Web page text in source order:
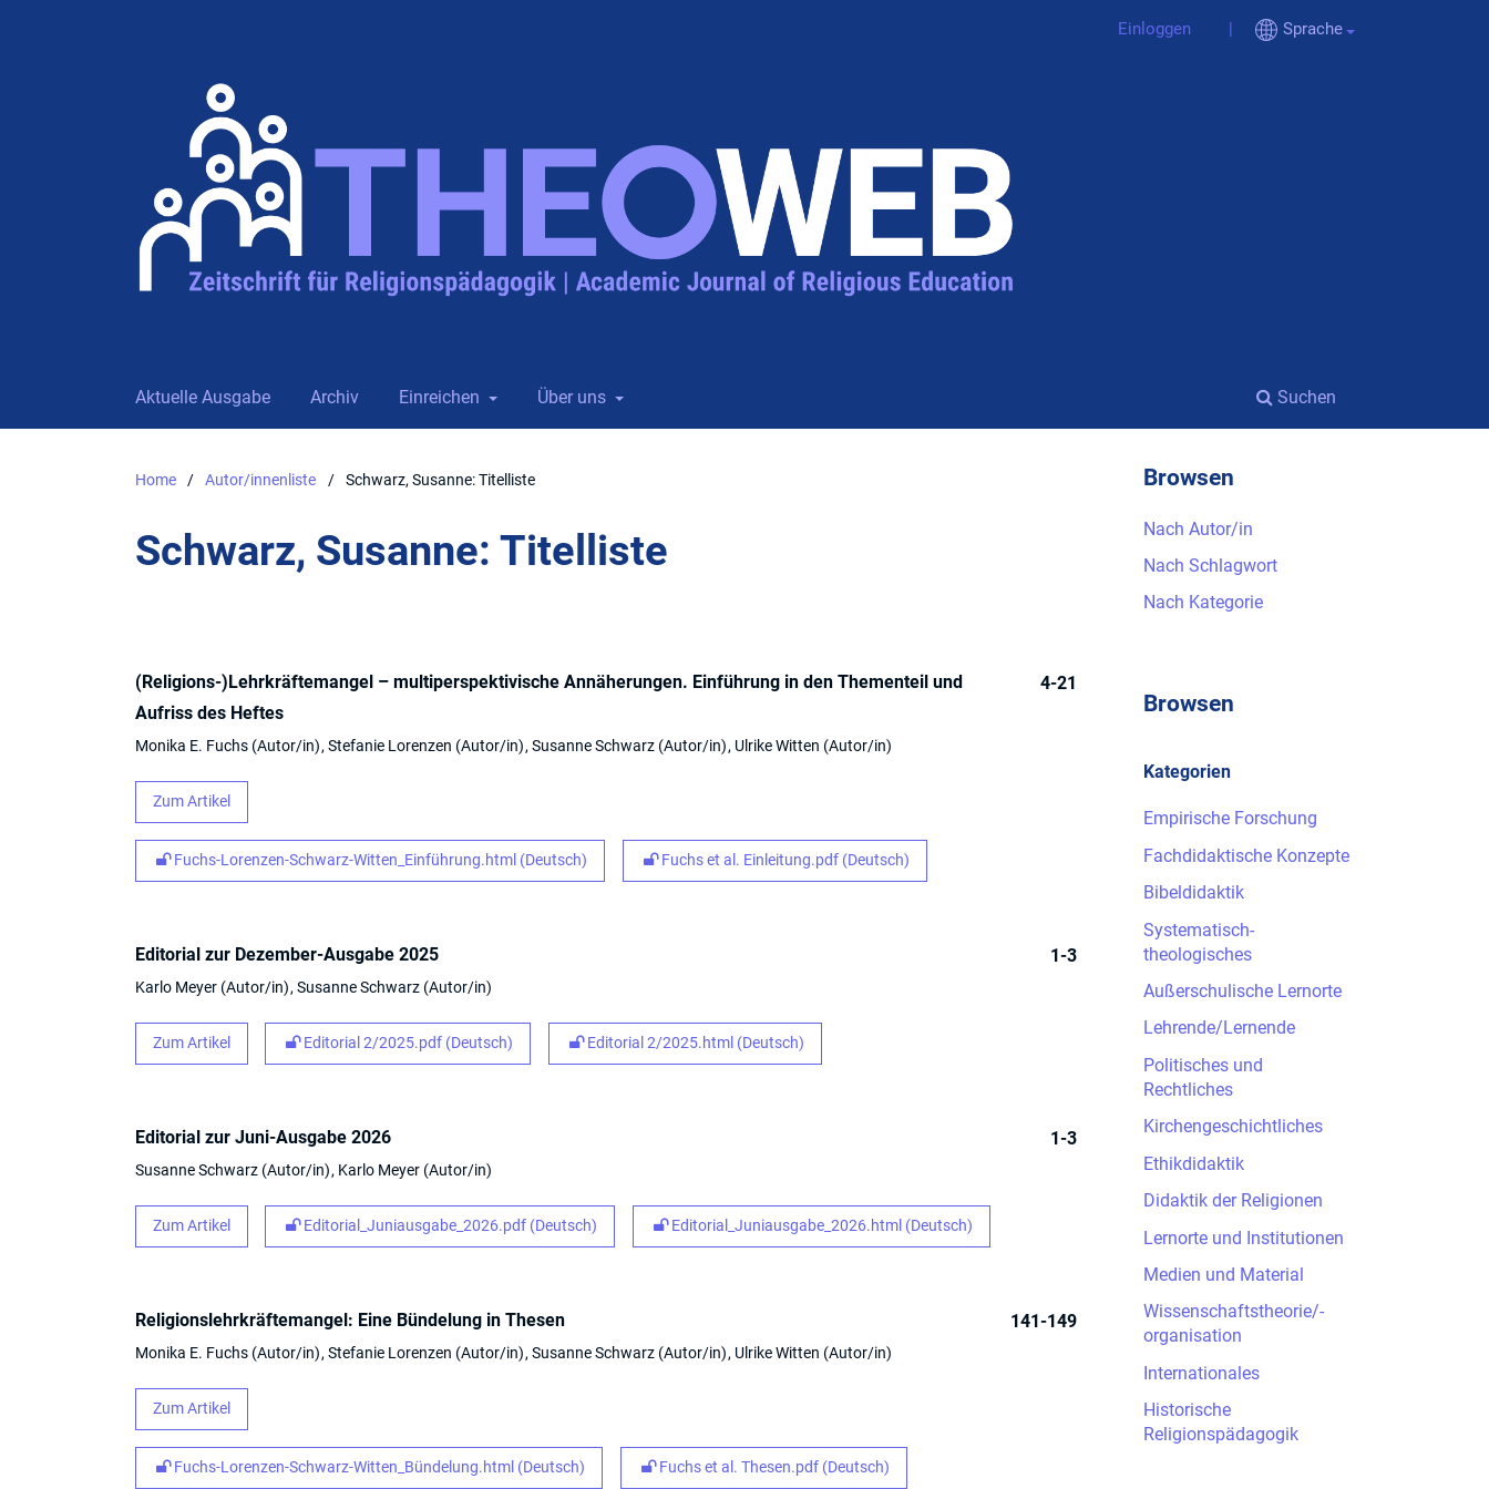
Aktuelle Ausgabe Archiv Einreichen Über uns Suchen
Einloggen Sprache
Home / Autor/innenliste / Schwarz, Susanne: Titelliste
Schwarz, Susanne: Titelliste
(Religions-)Lehrkräftemangel – multiperspektivische Annäherungen. Einführung in den Thementeil und
Aufriss des Heftes
Monika E. Fuchs Autor/in Stefanie Lorenzen Autor/in Susanne Schwarz Autor/in Ulrike Witten Autor/in
Zum Artikel
Fuchs-Lorenzen-Schwarz-Witten_Einführung.html (Deutsch) Fuchs et al. Einleitung.pdf (Deutsch)
4-21
Editorial zur Dezember-Ausgabe 2025
Karlo Meyer Autor/in Susanne Schwarz Autor/in
Zum Artikel Editorial 2/2025.pdf (Deutsch) Editorial 2/2025.html (Deutsch)
1-3
Editorial zur Juni-Ausgabe 2026
Susanne Schwarz Autor/in Karlo Meyer Autor/in
Zum Artikel Editorial_Juniausgabe_2026.pdf (Deutsch) Editorial_Juniausgabe_2026.html (Deutsch)
1-3
Religionslehrkräftemangel: Eine Bündelung in Thesen
Monika E. Fuchs Autor/in Stefanie Lorenzen Autor/in Susanne Schwarz Autor/in Ulrike Witten Autor/in
Zum Artikel
Fuchs-Lorenzen-Schwarz-Witten_Bündelung.html (Deutsch) Fuchs et al. Thesen.pdf (Deutsch)
141-149
Browsen
Nach Autor/in
Nach Schlagwort
Nach Kategorie
Browsen
Kategorien
Empirische Forschung
Fachdidaktische Konzepte
Bibeldidaktik
Systematisch-
theologisches
Außerschulische Lernorte
Lehrende/Lernende
Politisches und
Rechtliches
Kirchengeschichtliches
Ethikdidaktik
Didaktik der Religionen
Lernorte und Institutionen
Medien und Material
Wissenschaftstheorie/-
organisation
Internationales
Historische
Religionspädagogik